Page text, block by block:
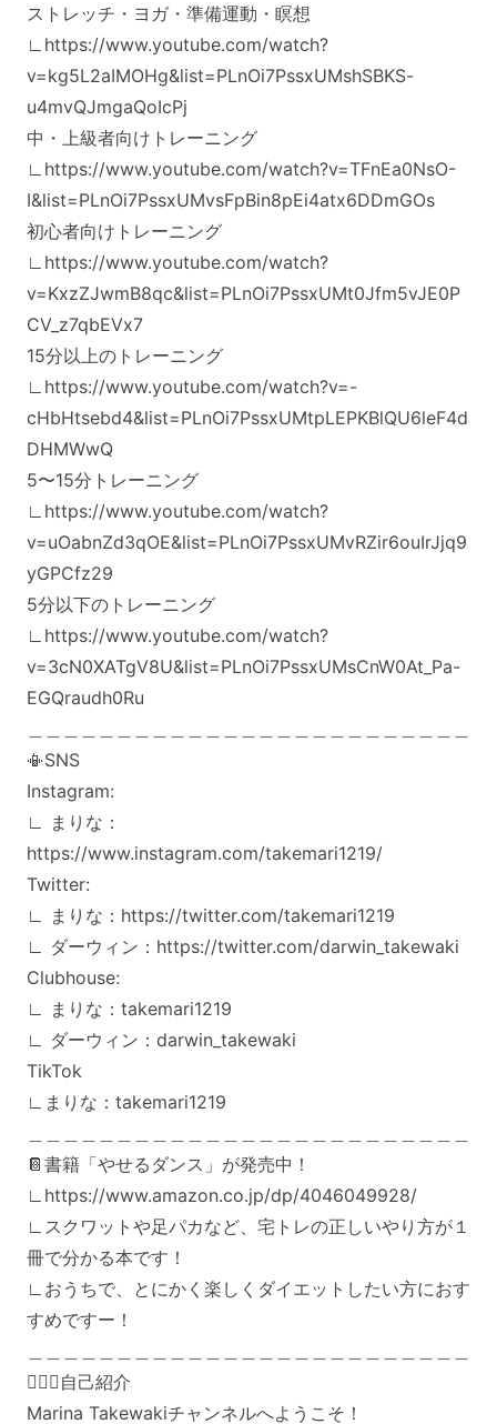
ストレッチ・ヨガ・準備運動・瞑想
∟https://www.youtube.com/watch?
v=kg5L2aIMOHg&list=PLnOi7PssxUMshSBKS-
u4mvQJmgaQoIcPj
中・上級者向けトレーニング
∟https://www.youtube.com/watch?v=TFnEa0NsO-
I&list=PLnOi7PssxUMvsFpBin8pEi4atx6DDmGOs
初心者向けトレーニング
∟https://www.youtube.com/watch?
v=KxzZJwmB8qc&list=PLnOi7PssxUMt0Jfm5vJE0P
CV_z7qbEVx7
15分以上のトレーニング
∟https://www.youtube.com/watch?v=-
cHbHtsebd4&list=PLnOi7PssxUMtpLEPKBlQU6leF4d
DHMWwQ
5〜15分トレーニング
∟https://www.youtube.com/watch?
v=uOabnZd3qOE&list=PLnOi7PssxUMvRZir6ouIrJjq9
yGPCfz29
5分以下のトレーニング
∟https://www.youtube.com/watch?
v=3cN0XATgV8U&list=PLnOi7PssxUMsCnW0At_Pa-
EGQraudh0Ru
📳SNS
Instagram:
∟ まりな：
https://www.instagram.com/takemari1219/
Twitter:
∟ まりな：https://twitter.com/takemari1219
∟ ダーウィン：https://twitter.com/darwin_takewaki
Clubhouse:
∟ まりな：takemari1219
∟ ダーウィン：darwin_takewaki
TikTok
∟まりな：takemari1219
📔書籍「やせるダンス」が発売中！
∟https://www.amazon.co.jp/dp/4046049928/
∟スクワットや足パカなど、宅トレの正しいやり方が１
冊で分かる本です！
∟おうちで、とにかく楽しくダイエットしたい方におす
すめですー！
🙋🏻‍♀️自己紹介
Marina Takewakiチャンネルへようこそ！